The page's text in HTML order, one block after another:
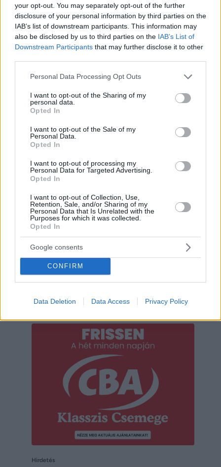
your opt-out. You may separately opt-out of the further
disclosure of your personal information by third parties on the
IAB’s list of downstream participants. This information may
also be disclosed by us to third parties on the IAB’s List of
Downstream Participants that may further disclose it to other
Please note that this website/app uses one or more Google
not limited to your visit or usage behaviour. You may click to
grant or deny consent to Google and its third-party tags to
use your data for below specified purposes in below Google
consent section.
Personal Data Processing Opt Outs
I want to opt-out of the Sharing of my
personal data.
Opted In
I want to opt-out of the Sale of my
Personal Data.
Opted In
I want to opt-out of processing my
Personal Data for Targeted Advertising.
Opted In
I want to opt-out of Collection, Use,
Retention, Sale, and/or Sharing of my
Personal Data that Is Unrelated with the
Purposes for which it was collected.
Opted In
Google consents
CONFIRM
Data Deletion Data Access Privacy Policy
Hirdetés
Hirdetés
Hirdetés